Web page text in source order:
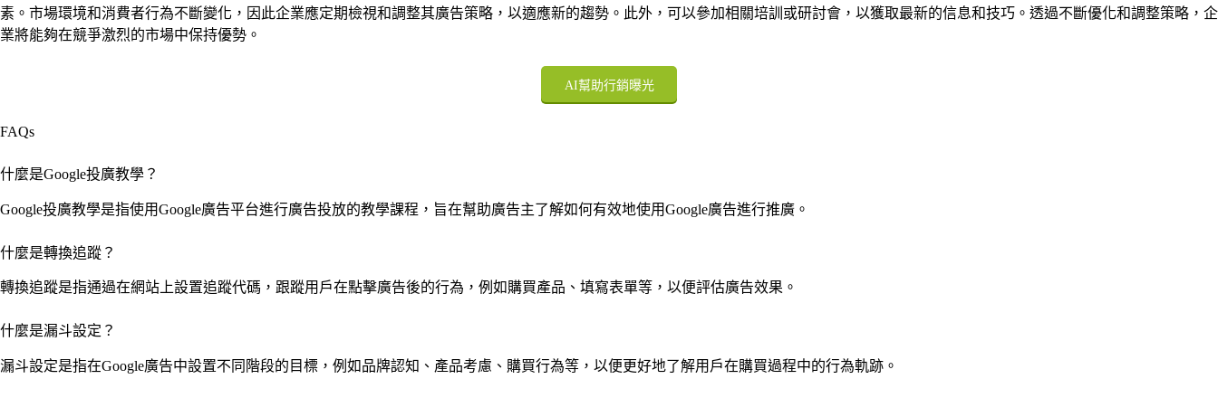
素。市場環境和消費者行為不斷變化，因此企業應定期檢視和調整其廣告策略，以適應新的趨勢。此外，可以參加相關培訓或研討會，以獲取最新的信息和技巧。透過不斷優化和調整策略，企
業將能夠在競爭激烈的市場中保持優勢。
AI幫助行銷曝光
FAQs
什麼是Google投廣教學？
Google投廣教學是指使用Google廣告平台進行廣告投放的教學課程，旨在幫助廣告主了解如何有效地使用Google廣告進行推廣。
什麼是轉換追蹤？
轉換追蹤是指通過在網站上設置追蹤代碼，跟蹤用戶在點擊廣告後的行為，例如購買產品、填寫表單等，以便評估廣告效果。
什麼是漏斗設定？
漏斗設定是指在Google廣告中設置不同階段的目標，例如品牌認知、產品考慮、購買行為等，以便更好地了解用戶在購買過程中的行為軌跡。